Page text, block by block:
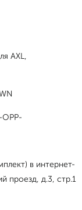
AXL,
OPP-
в интернет-
проезд, д.3, стр.1